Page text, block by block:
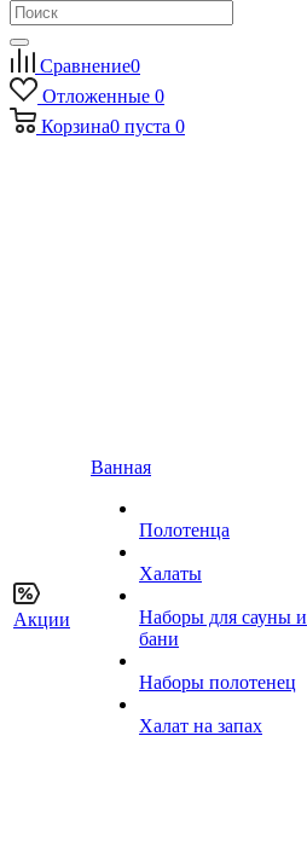
Сравнение0
Отложенные 0
Корзина0 пуста 0
Акции
Ванная
Полотенца
Халаты
Наборы для сауны и
бани
Наборы полотенец
Халат на запах